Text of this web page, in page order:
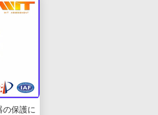
の保護に